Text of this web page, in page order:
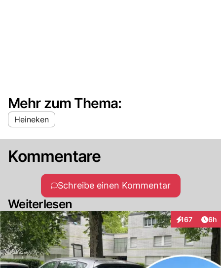
Mehr zum Thema:
Heineken
Kommentare
Schreibe einen Kommentar
Weiterlesen
167
Interaktionen
6h